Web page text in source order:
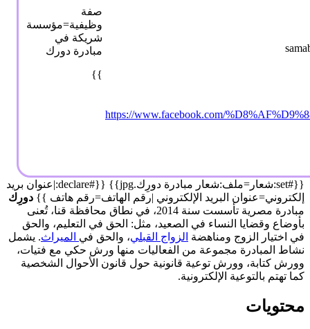
صفة
وظيفية=مؤسسة
شريكة في
مبادرة دورك
}}
https://www.facebook.com/
{{#set:شعار=ملف:شعار مبادرة دورِك.jpg}} {{#declare:|عنوان بريد
إلكتروني=عنوان البريد الإلكتروني |رقم الهاتف=رقم هاتف }} دورِك
مبادرة مصرية تأسست سنة 2014، في نطاق محافظة قنا، تُعنى
بأوضاع وقضايا النساء في الصعيد، مثل: الحق في التعليم، والحق
في اختيار الزوج ومناهضة الزواج القبلي، والحق في الميراث. يشمل
نشاط المبادرة مجموعة من الفعاليات منها ورش حكي مع فتيات،
وورش كتابة، وورش توعية قانونية حول قانون الأحوال الشخصية
كما تهتم بالتوعية الإلكترونية.
محتويات